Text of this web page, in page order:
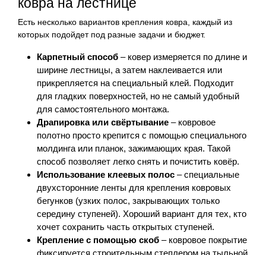
Есть несколько вариантов крепления ковра, каждый из
которых подойдет под разные задачи и бюджет.
Карпетный способ – ковер измеряется по длине и
ширине лестницы, а затем наклеивается или
прикрепляется на специальный клей. Подходит
для гладких поверхностей, но не самый удобный
для самостоятельного монтажа.
Драпировка или свёртывание – ковровое
полотно просто крепится с помощью специального
молдинга или планок, зажимающих края. Такой
способ позволяет легко снять и почистить ковёр.
Использование клеевых полос – специальные
двухсторонние ленты для крепления ковровых
бегунков (узких полос, закрывающих только
середину ступеней). Хороший вариант для тех, кто
хочет сохранить часть открытых ступеней.
Крепление с помощью скоб – ковровое покрытие
фиксируется строительным степлером на тыльной